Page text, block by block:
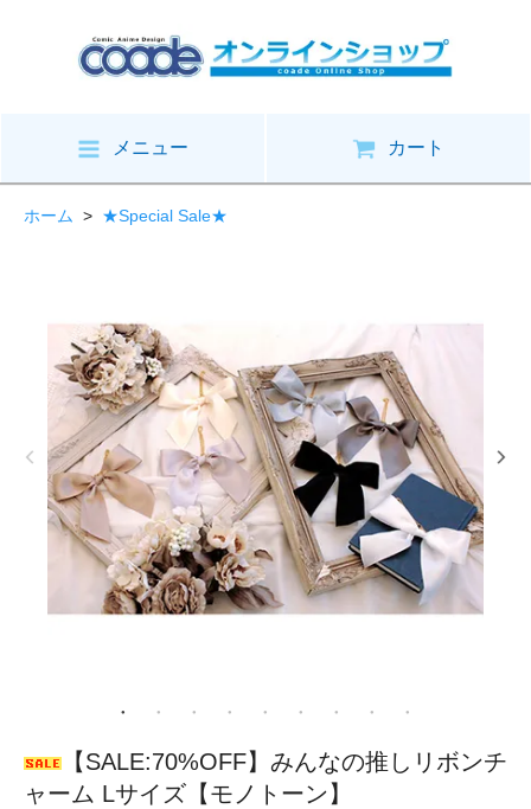
メニュー カート
ホーム > ★Special Sale★
【SALE:70%OFF】みんなの推しリボンチ
ャーム Lサイズ【モノトーン】